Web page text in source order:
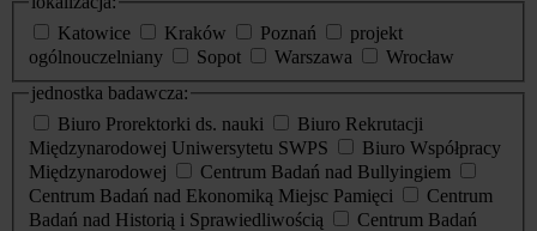
Katowice
Kraków Poznań
projekt
ogólnouczelniany
Sopot Warszawa
Wrocław
jednostka badawcza:
Biuro Prorektorki ds. nauki
Biuro Rekrutacji
Międzynarodowej Uniwersytetu SWPS
Biuro Współpracy
Międzynarodowej
Centrum Badań nad Bullyingiem
Centrum Badań nad Ekonomiką Miejsc Pamięci
Centrum
Badań nad Historią i Sprawiedliwością
Centrum Badań